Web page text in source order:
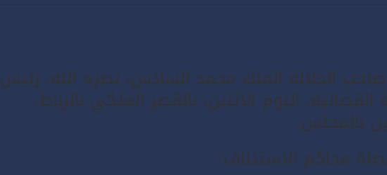
الجلالة الملك محمد السادس، نصره الله، رئيس
اليوم الاثنين، بالقصر الملكي بالرباط،
بالمجلس.
محاكم الاستئناف: